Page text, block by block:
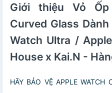
Giới thiệu Vỏ
Curved Glass
Watch Ultra /
House x Kai.N -
HÃY BẢO VỆ APPLE WATCH